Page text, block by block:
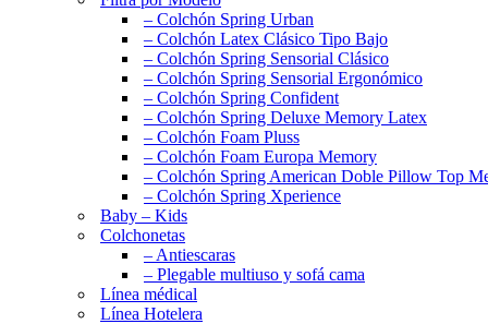
– Colchón Spring Urban
– Colchón Latex Clásico Tipo Bajo
– Colchón Spring Sensorial Clásico
– Colchón Spring Sensorial Ergonómico
– Colchón Spring Confident
– Colchón Spring Deluxe Memory Latex
– Colchón Foam Pluss
– Colchón Foam Europa Memory
– Colchón Spring American Doble Pillow Top
– Colchón Spring Xperience
Baby – Kids
Colchonetas
– Antiescaras
– Plegable multiuso y sofá cama
Línea médical
Línea Hotelera